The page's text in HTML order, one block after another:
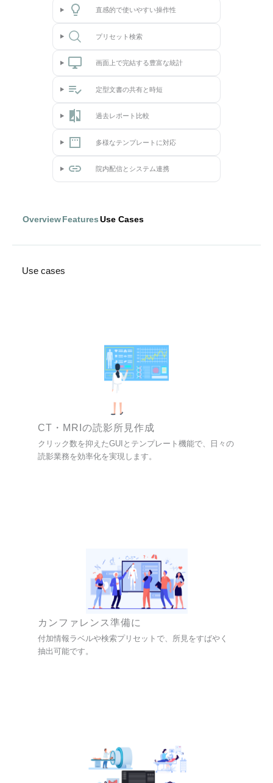
直感的で使いやすい操作性
プリセット検索
画面上で完結する豊富な統計
定型文書の共有と時短
過去レポート比較
多様なテンプレートに対応
院内配信とシステム連携
Overview FeaturesUse Cases
Use cases
CT・MRIの読影所見作成
クリック数を抑えたGUIとテンプレート機能で、日々の
読影業務を効率化を実現します。
カンファレンス準備に
付加情報ラベルや検索プリセットで、所見をすばやく
抽出可能です。